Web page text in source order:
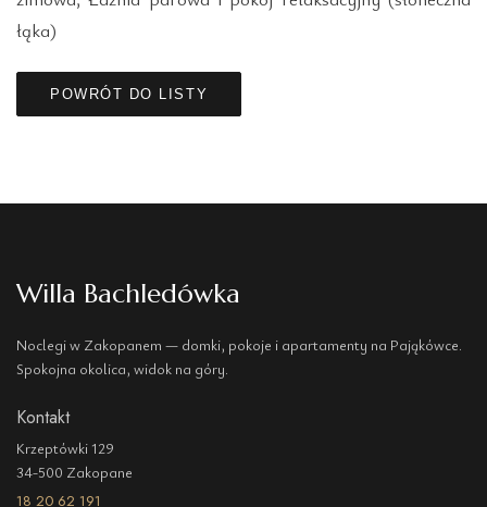
łąka)
POWRÓT DO LISTY
Willa Bachledówka
Noclegi w Zakopanem — domki, pokoje i apartamenty na Pająkówce.
Spokojna okolica, widok na góry.
Kontakt
Krzeptówki 129
34-500 Zakopane
18 20 62 191